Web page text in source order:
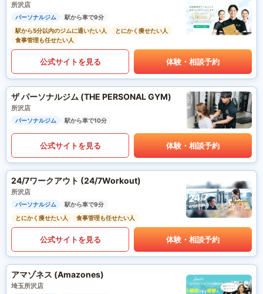
所沢店
パーソナルジム
駅から車で9分
駅から5分以内のジムに通いたい人
とにかく痩せたい人
食事管理も任せたい人
公式サイトを見る 体験・相談予約
ザ パーソナルジム (THE PERSONAL GYM)
所沢店
パーソナルジム 駅から車で10分
公式サイトを見る 体験・相談予約
24/7ワークアウト (24/7Workout)
所沢店
パーソナルジム
駅から車で9分
とにかく痩せたい人
食事管理も任せたい人
公式サイトを見る 体験・相談予約
アマゾネス (Amazones)
埼玉所沢店